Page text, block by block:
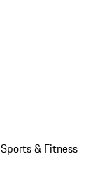
Sports & Fitness